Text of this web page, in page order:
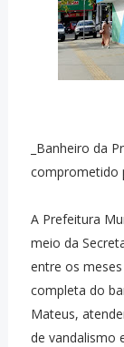
_Banheiro da
comprometido
A Prefeitura
meio da
entre os
completa do
Mateus,
de vandalismo